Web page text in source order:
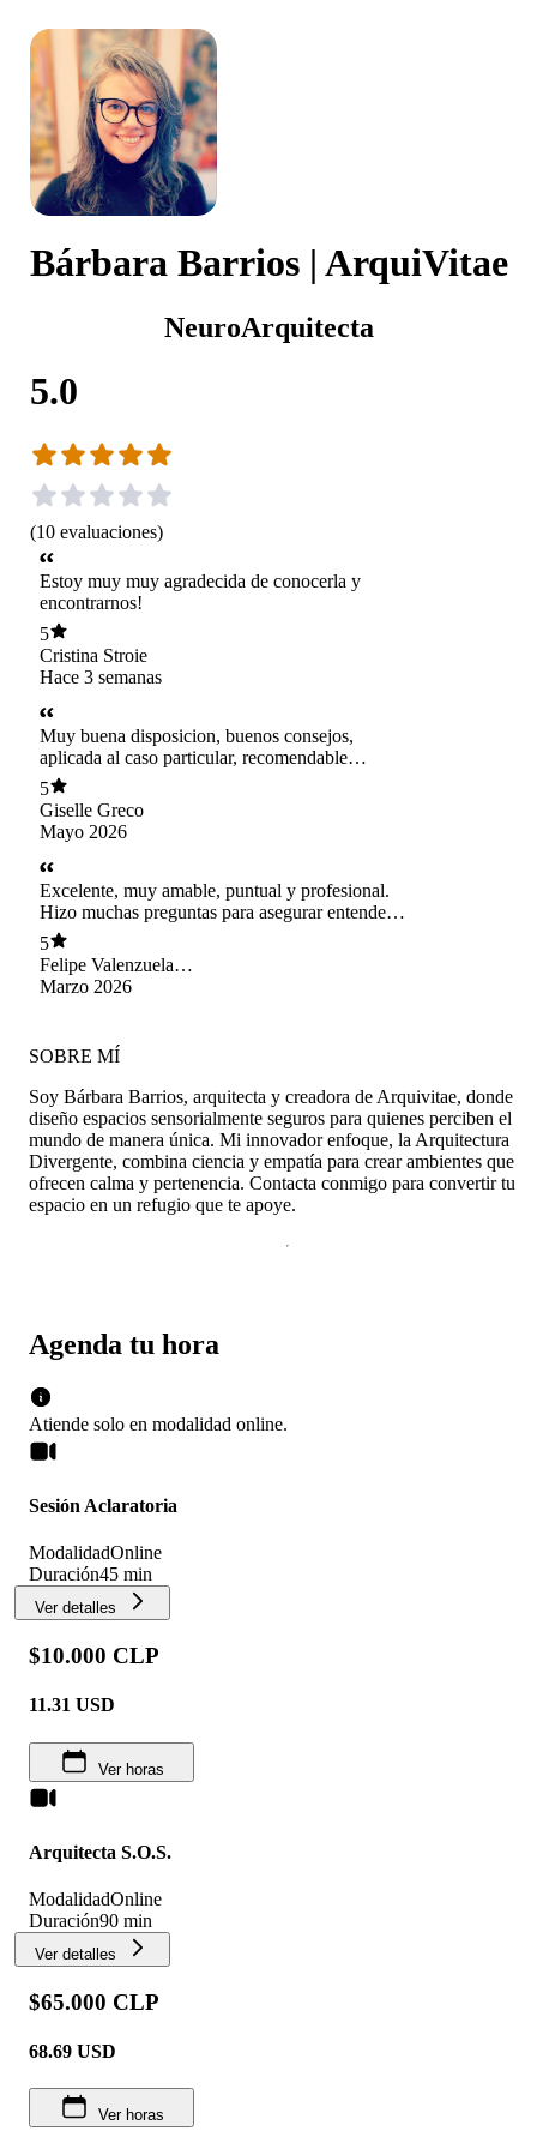
Bárbara Barrios | ArquiVitae
NeuroArquitecta
5.0
(10 evaluaciones)
Estoy muy muy agradecida de conocerla y
encontrarnos!
5
Cristina Stroie
Hace 3 semanas
Muy buena disposicion, buenos consejos,
aplicada al caso particular, recomendable
completamente!
5
Giselle Greco
Mayo 2026
Excelente, muy amable, puntual y profesional.
Hizo muchas preguntas para asegurar entender
bien nuestras necesidades y se dio el tiempo de
escuchar nuestro proyecto y desde ahí comenzar
a proponer mejoras.
5
Felipe Valenzuela
Goring
Marzo 2026
Agenda tu hora
Atiende solo en modalidad online.
Sesión Aclaratoria
ModalidadOnline
Duración45 min
Ver detalles
$10.000 CLP
11.31 USD
Ver horas
Arquitecta S.O.S.
ModalidadOnline
Duración90 min
Ver detalles
$65.000 CLP
68.69 USD
Ver horas
SOBRE MÍ
Soy Bárbara Barrios, arquitecta y creadora de Arquivitae, donde
diseño espacios sensorialmente seguros para quienes perciben el
mundo de manera única. Mi innovador enfoque, la Arquitectura
Divergente, combina ciencia y empatía para crear ambientes que
ofrecen calma y pertenencia. Contacta conmigo para convertir tu
espacio en un refugio que te apoye.